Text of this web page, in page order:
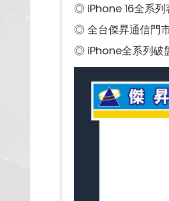
◎ iPhone 16全系
◎ 全台傑昇通信門
◎ iPhone全系列